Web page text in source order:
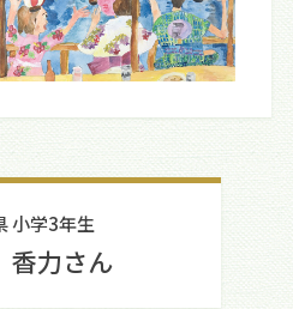
小学3年生
力さん